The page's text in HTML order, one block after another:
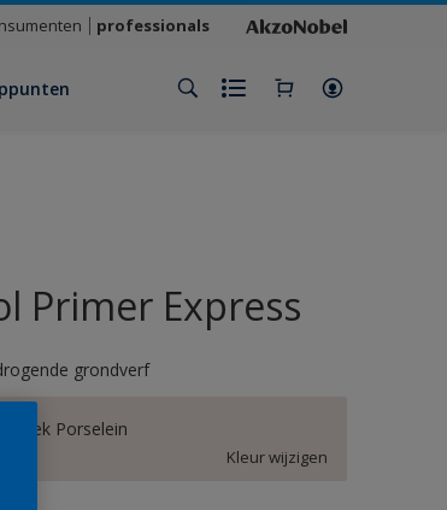
professionals
Primer Express
grondverf
Porselein
Kleur wijzigen